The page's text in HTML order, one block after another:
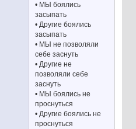
• МЫ боялись
засыпать
• Другие боялись
засыпать
• МЫ не позволяли
себе заснуть
• Другие не
позволяли себе
заснуть
• МЫ боялись не
проснуться
• Другие боялись не
проснуться